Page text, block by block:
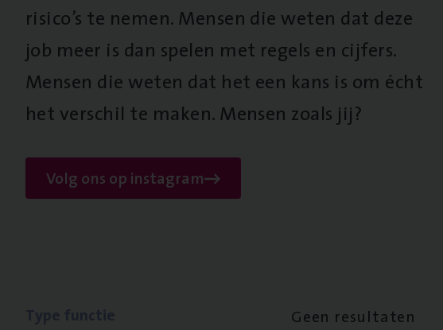
risico’s te nemen. Mensen die weten dat deze
job meer is dan spelen met regels en cijfers.
Mensen die weten dat het een kans is om écht
het verschil te maken. Mensen zoals jij?
Volg ons op instagram
Geen resultaten